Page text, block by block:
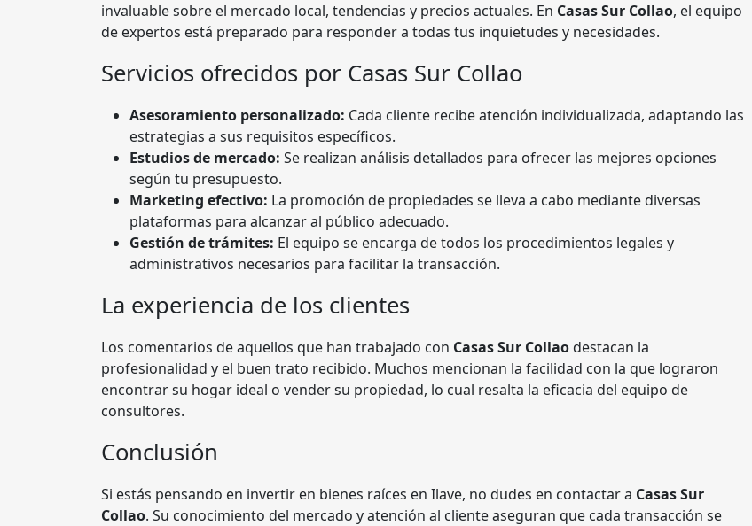
invaluable sobre el mercado local, tendencias y precios actuales. En Casas Sur Collao, el equipo
de expertos está preparado para responder a todas tus inquietudes y necesidades.
Servicios ofrecidos por Casas Sur Collao
Asesoramiento personalizado: Cada cliente recibe atención individualizada, adaptando las
estrategias a sus requisitos específicos.
Estudios de mercado: Se realizan análisis detallados para ofrecer las mejores opciones
según tu presupuesto.
Marketing efectivo: La promoción de propiedades se lleva a cabo mediante diversas
plataformas para alcanzar al público adecuado.
Gestión de trámites: El equipo se encarga de todos los procedimientos legales y
administrativos necesarios para facilitar la transacción.
La experiencia de los clientes
Los comentarios de aquellos que han trabajado con Casas Sur Collaodestacan la
profesionalidad y el buen trato recibido. Muchos mencionan la facilidad con la que lograron
encontrar su hogar ideal o vender su propiedad, lo cual resalta la eficacia del equipo de
consultores.
Conclusión
Si estás pensando en invertir en bienes raíces en Ilave, no dudes en contactar a Casas Sur
Collao. Su conocimiento del mercado y atención al cliente aseguran que cada transacción se